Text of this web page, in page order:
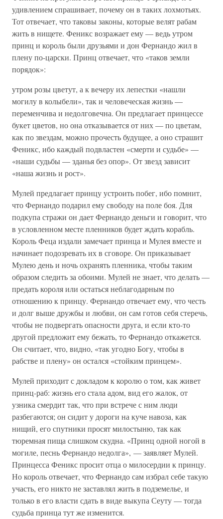
удивлением спрашивает, почему он в таких лохмотьях.
Тот отвечает, что таковы законы, которые велят рабам
жить в нищете. Феникс возражает ему — ведь утром
принц и король были друзьями и дон Фернандо жил в
плену по-царски. Принц отвечает, что «таков земли
порядок»:
утром розы цветут, а к вечеру их лепестки «нашли
могилу в колыбели», так и человеческая жизнь —
переменчива и недолговечна. Он предлагает принцессе
букет цветов, но она отказывается от них — по цветам,
как по звездам, можно прочесть будущее, а оно страшит
Феникс, ибо каждый подвластен «смерти и судьбе» —
«наши судьбы — зданья без опор». От звезд зависит
«наша жизнь и рост».
Мулей предлагает принцу устроить побег, ибо помнит,
что Фернандо подарил ему свободу на поле боя. Для
подкупа стражи он дает Фернандо деньги и говорит, что
в условленном месте пленников будет ждать корабль.
Король Феца издали замечает принца и Мулея вместе и
начинает подозревать их в сговоре. Он приказывает
Мулею день и ночь охранять пленника, чтобы таким
образом следить за обоими. Мулей не знает, что делать —
предать короля или остаться неблагодарным по
отношению к принцу. Фернандо отвечает ему, что честь
и долг выше дружбы и любви, он сам готов себя стеречь,
чтобы не подвергать опасности друга, и если кто-то
другой предложит ему бежать, то Фернандо откажется.
Он считает, что, видно, «так угодно Богу, чтобы в
рабстве и плену» он остался «стойким принцем».
Мулей приходит с докладом к королю о том, как живет
принц-раб: жизнь его стала адом, вид его жалок, от
узника смердит так, что при встрече с ним люди
разбегаются; он сидит у дороги на куче навоза, как
нищий, его спутники просят милостыню, так как
тюремная пища слишком скудна. «Принц одной ногой в
могиле, песнь Фернандо недолга», — заявляет Мулей.
Принцесса Феникс просит отца о милосердии к принцу.
Но король отвечает, что Фернандо сам избрал себе такую
участь, его никто не заставлял жить в подземелье, и
только в его власти сдать в виде выкупа Сеуту — тогда
судьба принца тут же изменится.